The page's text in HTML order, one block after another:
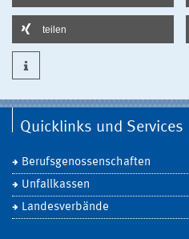
teilen
Quicklinks und Services
Berufsgenossenschaften
Unfallkassen
Landesverbände